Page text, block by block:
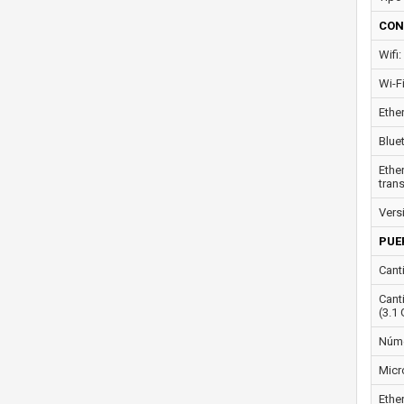
Wifi:
Wi-
(3.1